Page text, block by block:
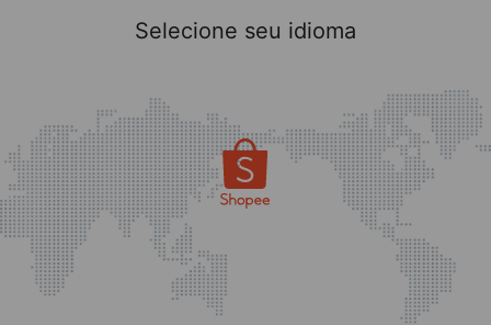
Selecione seu idioma